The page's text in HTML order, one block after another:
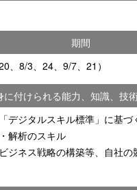
期間
、8/3、24、9/7、21）
に付けられる能力、知識、技
デジタルスキル標準」に基
解析のスキル
ジネス戦略の構築等、自社